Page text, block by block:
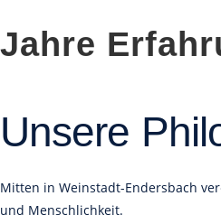
Jahre
Unsere
Mitten in Weinstadt-Endersbach
und Menschlichkeit.